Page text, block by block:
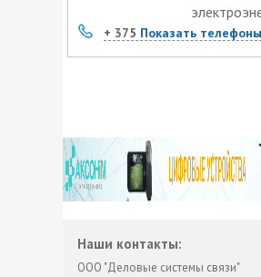
+ 375 Показать телефоны
Наши контакты:
ООО "Деловые системы связи"